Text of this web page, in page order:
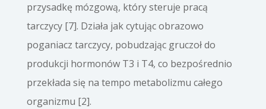
przysadkę mózgową, który steruje pracą
tarczycy [7]. Działa jak cytując obrazowo
poganiacz tarczycy, pobudzając gruczoł do
produkcji hormonów T3 i T4, co bezpośrednio
przekłada się na tempo metabolizmu całego
organizmu [2].